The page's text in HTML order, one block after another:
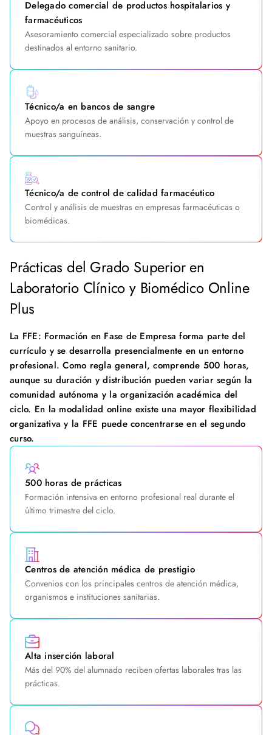
Delegado comercial de productos hospitalarios y
farmacéuticos
Asesoramiento comercial especializado sobre productos
destinados al entorno sanitario.
Técnico/a en bancos de sangre
Apoyo en procesos de análisis, conservación y control de
muestras sanguíneas.
Técnico/a de control de calidad farmacéutico
Control y análisis de muestras en empresas farmacéuticas o
biomédicas.
Prácticas del Grado Superior en
Laboratorio Clínico y Biomédico Online
Plus
La FFE: Formación en Fase de Empresa forma parte del
currículo y se desarrolla presencialmente en un entorno
profesional. Como regla general, comprende 500 horas,
aunque su duración y distribución pueden variar según la
comunidad autónoma y la organización académica del
ciclo. En la modalidad online existe una mayor flexibilidad
organizativa y la FFE puede concentrarse en el segundo
curso.
500 horas de prácticas
Formación intensiva en entorno profesional real durante el
último trimestre del ciclo.
Centros de atención médica de prestigio
Convenios con los principales centros de atención médica,
organismos e instituciones sanitarias.
Alta inserción laboral
Más del 90% del alumnado reciben ofertas laborales tras las
prácticas.